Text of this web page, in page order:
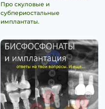
Про скуловые и
субпериостальные
имплантаты.